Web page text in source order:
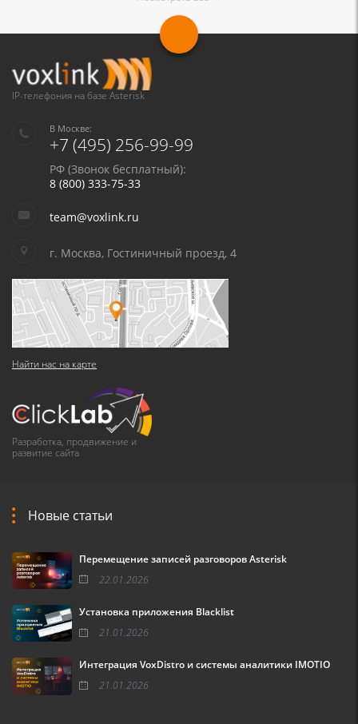
Я даю согласие на обработку моих персональных данных для связи
в соответствии с Политикой в отношении обработки персональных
данныхи Политикой конфиденциальности
IP-телефония на базе Asterisk
В Москве:
+7 (495) 256-99-99
РФ (Звонок бесплатный):
8 (800) 333-75-33
team@voxlink.ru
г. Москва, Гостиничный проезд, 4
Найти нас на карте
Разработка, продвижение и
развитие сайта
Новые статьи
Перемещение записей разговоров Asterisk
22.01.2026
Установка приложения Blacklist
21.01.2026
Интеграция VoxDistro и системы аналитики IMOTIO
21.01.2026